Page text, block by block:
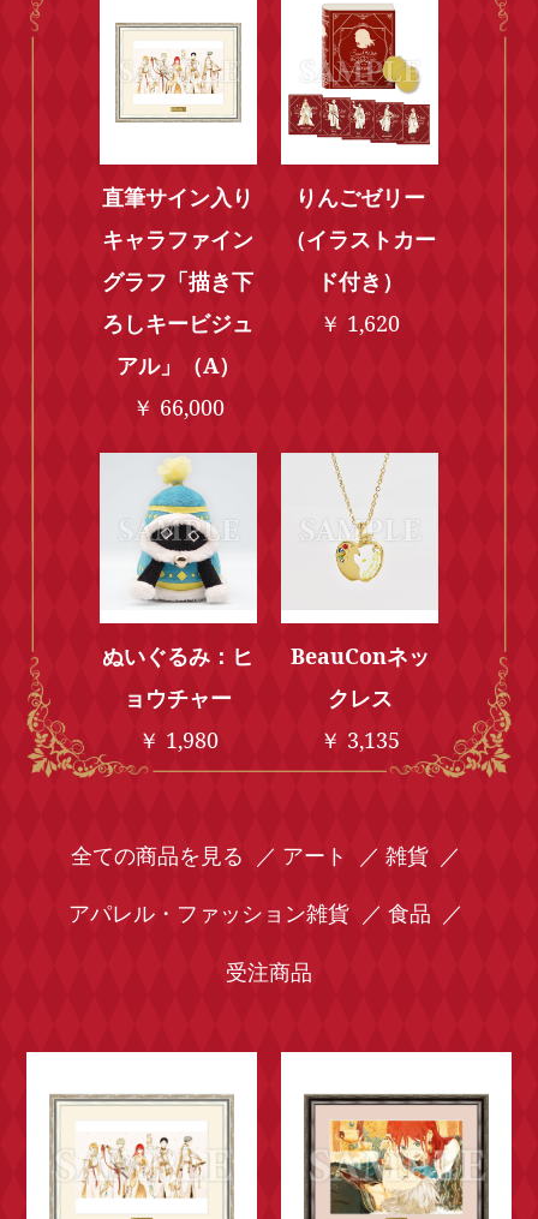
直筆サイン入り
キャラファイン
グラフ「描き下
ろしキービジュ
アル」（A）
￥ 66,000
りんごゼリー
（イラストカー
ド付き）
￥ 1,620
ぬいぐるみ：ヒ
ョウチャー
￥ 1,980
BeauConネッ
クレス
￥ 3,135
全ての商品を見る アート 雑貨
アパレル・ファッション雑貨 食品
受注商品